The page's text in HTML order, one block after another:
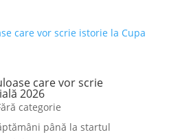
care vor scrie
2026
categorie
până la startul